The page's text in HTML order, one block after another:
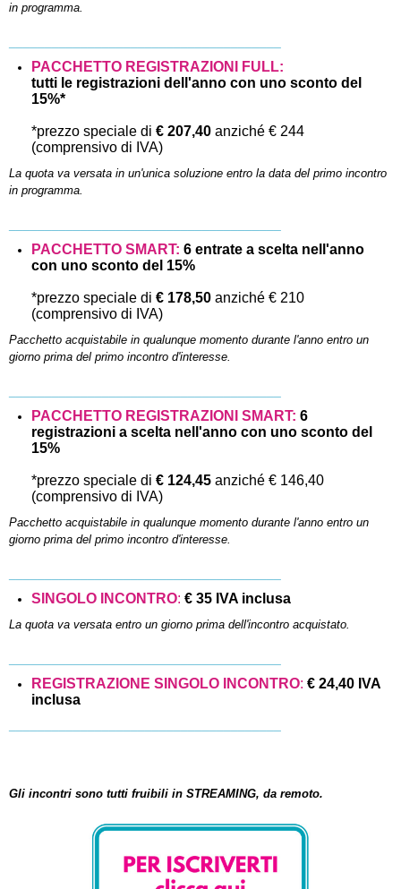
in programma.
PACCHETTO REGISTRAZIONI FULL:
tutti le registrazioni dell'anno con uno sconto del
15%*
*prezzo speciale di € 207,40 anziché € 244
(comprensivo di IVA)
La quota va versata in un'unica soluzione entro la data del primo incontro
in programma.
PACCHETTO SMART: 6 entrate a scelta nell'anno
con uno sconto del 15%
*prezzo speciale di € 178,50 anziché € 210
(comprensivo di IVA)
Pacchetto acquistabile in qualunque momento durante l'anno entro un
giorno prima del primo incontro d'interesse.
PACCHETTO REGISTRAZIONI SMART: 6
registrazioni a scelta nell'anno con uno sconto del
15%
*prezzo speciale di € 124,45 anziché € 146,40
(comprensivo di IVA)
Pacchetto acquistabile in qualunque momento durante l'anno entro un
giorno prima del primo incontro d'interesse.
SINGOLO INCONTRO: € 35 IVA inclusa
La quota va versata entro un giorno prima dell'incontro acquistato.
REGISTRAZIONE SINGOLO INCONTRO: € 24,40 IVA
inclusa
Gli incontri sono tutti fruibili in STREAMING, da remoto.